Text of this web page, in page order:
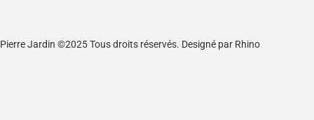
Pierre Jardin ©2025 Tous droits réservés. Designé par Rhino